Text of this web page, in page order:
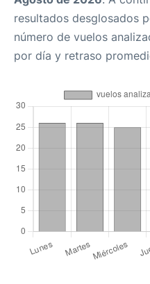
resultados desglosados
número de vuelos
por día y retraso